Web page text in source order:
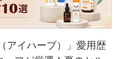
アイハーブ）」愛用歴